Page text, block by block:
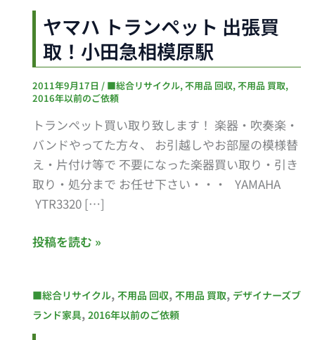
ヤマハ トランペット 出張買
取！小田急相模原駅
2011年9月17日 / ■総合リサイクル, 不用品 回収, 不用品 買取,
2016年以前のご依頼
トランペット買い取り致します！ 楽器・吹奏楽・
バンドやってた方々、 お引越しやお部屋の模様替
え・片付け等で 不要になった楽器買い取り・引き
取り・処分まで お任せ下さい・・・ YAMAHA
YTR3320 […]
ハ
ン
ペ
ッ
ト
出
張
買
取！
田
模
原
投稿を読む »
■総合リサイクル, 不用品 回収, 不用品 買取, デザイナーズブ
ランド家具, 2016年以前のご依頼
秋
田
木